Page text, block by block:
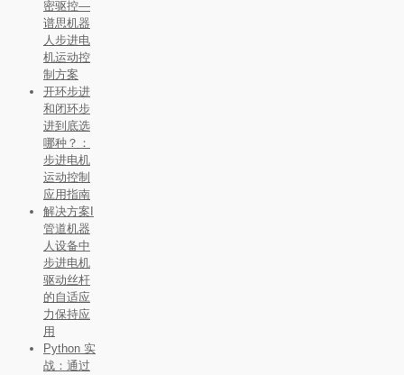
密驱控—
谱思机器
人步进电
机运动控
制方案
开环步进
和闭环步
进到底选
哪种？：
步进电机
运动控制
应用指南
解决方案I
管道机器
人设备中
步进电机
驱动丝杆
的自适应
力保持应
用
Python 实
战：通过